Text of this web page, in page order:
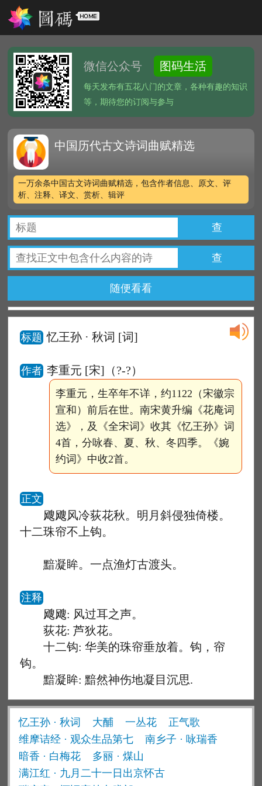
微信公众号 图码生活
每天发布有五花八门的文章，各种有趣的知识
等，期待您的订阅与参与
中国历代古文诗词曲赋精选
一万余条中国古文诗词曲赋精选，包含作者信息、原文、评
析、注释、译文、赏析、辑评
查
查
随便看看
标题 忆王孙 · 秋词 [词]
作者 李重元 [宋]（?-?）
李重元，生卒年不详，约1122（宋徽宗
宣和）前后在世。南宋黄升编《花庵词
选》，及《全宋词》收其《忆王孙》词
4首，分咏春、夏、秋、冬四季。《婉
约词》中收2首。
正文
飕飕风冷荻花秋。明月斜侵独倚楼。
十二珠帘不上钩。
黯凝眸。一点渔灯古渡头。
注释
飕飕: 风过耳之声。
荻花: 芦狄花。
十二钩: 华美的珠帘垂放着。钩，帘
钩。
黯凝眸: 黯然神伤地凝目沉思.
忆王孙 · 秋词 大酺 一丛花
正气歌
维摩诘经 · 观众生品第七
南乡子 · 咏瑞香
暗香 · 白梅花
多丽 · 煤山
满江红 · 九月二十一日出京怀古